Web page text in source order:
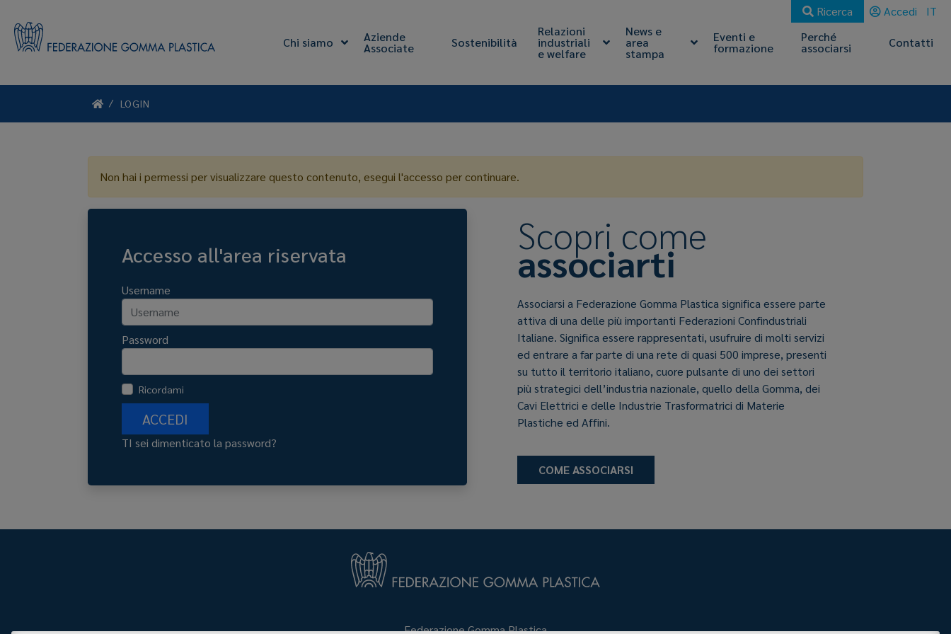
Ricerca Accedi IT
Chi siamo Aziende
Associate Sostenibilità
Relazioni
industriali
e welfare
News e
area
stampa
Eventi e
formazione
Perché
associarsi Contatti
LOGIN
Non hai i permessi per visualizzare questo contenuto, esegui l'accesso per continuare.
Accesso all'area riservata
Username
Password
Ricordami
ACCEDI
TI sei dimenticato la password?
Scopri come
associarti
Associarsi a Federazione Gomma Plastica significa essere parte
attiva di una delle più importanti Federazioni Confindustriali
Italiane. Significa essere rappresentati, usufruire di molti servizi
ed entrare a far parte di una rete di quasi 500 imprese, presenti
su tutto il territorio italiano, cuore pulsante di uno dei settori
più strategici dell’industria nazionale, quello della Gomma, dei
Cavi Elettrici e delle Industrie Trasformatrici di Materie
Plastiche ed Affini.
COME ASSOCIARSI
Federazione Gomma Plastica